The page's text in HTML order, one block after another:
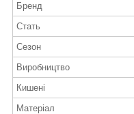
Бренд
Стать
Сезон
Виробництво
Кишені
Матеріал